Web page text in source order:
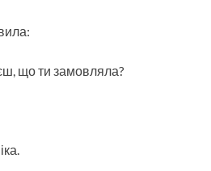
що ти замовляла?